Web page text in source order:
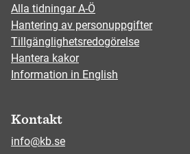
Alla tidningar A-Ö
Hantering av personuppgifter
Tillgänglighetsredogörelse
Hantera kakor
Information in English
Kontakt
info@kb.se